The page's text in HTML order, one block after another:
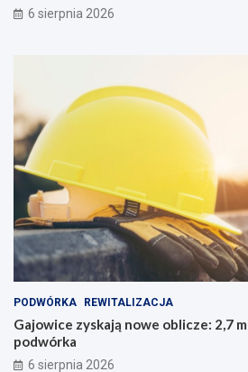
6 sierpnia 2026
PODWÓRKA REWITALIZACJA
Gajowice zyskają nowe oblicze: 2,7
podwórka
6 sierpnia 2026